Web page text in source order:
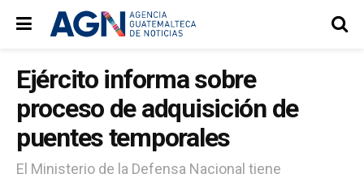
Ejército informa sobre
proceso de adquisición de
puentes temporales
El Ministerio de la Defensa Nacional tiene